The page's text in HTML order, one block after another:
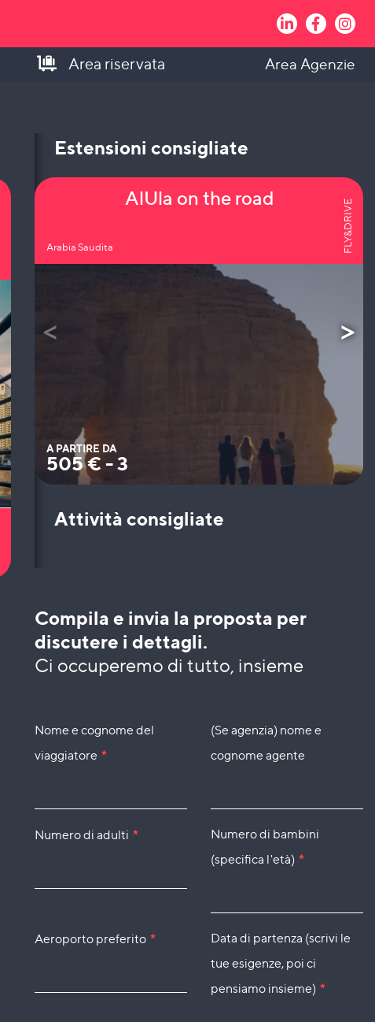
Area riservata Area Agenzie
Estensioni consigliate
Arabia Saudita
AlUla on the road FLY&DRIVE
A PARTIRE DA
505€ -3
Attività consigliate
Compila e invia la proposta per
discutere i dettagli.
Ci occuperemo di tutto, insieme
Nome e cognome del
viaggiatore *
(Se agenzia) nome e
cognome agente
Numero di adulti *
Numero di bambini
(specifica l'età) *
Aeroporto preferito *
Data di partenza (scrivi le
tue esigenze, poi ci
pensiamo insieme) *